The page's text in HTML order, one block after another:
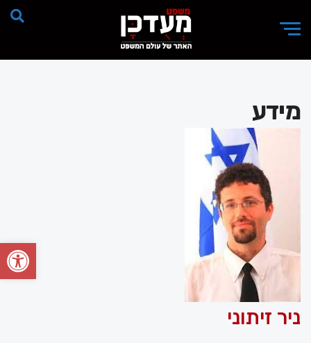
פתח
מידע
ניר זיתוני